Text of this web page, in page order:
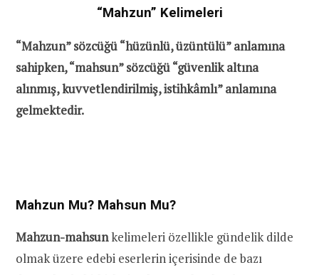
“Mahzun” Kelimeleri
“Mahzun” sözcüğü “hüzünlü, üzüntülü” anlamına
sahipken, “mahsun” sözcüğü “güvenlik altına
alınmış, kuvvetlendirilmiş, istihkâmlı” anlamına
gelmektedir.
Mahzun Mu? Mahsun Mu?
Mahzun-mahsunkelimeleri özellikle gündelik dilde
olmak üzere edebi eserlerin içerisinde de bazı